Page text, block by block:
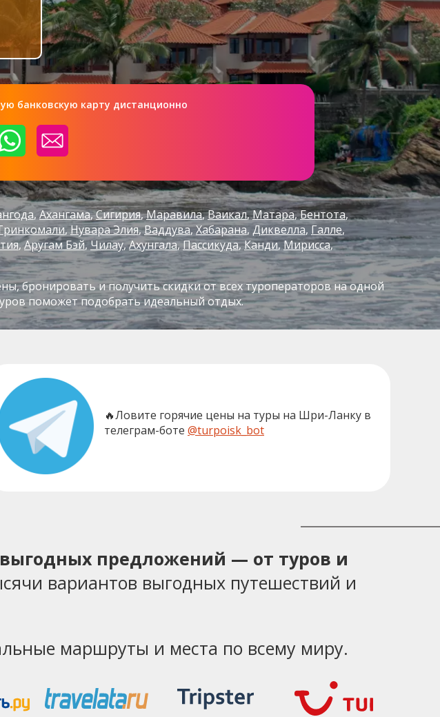
банковскую карту дистанционно
Ахангама Сигирия Маравила Ваикал Матара Бентота
Нувара Элия Ваддува Хабарана Диквелла Галле
Аругам Бэй Чилау Ахунгала Пассикуда Канди Мирисса
бронировать и получить скидки от всех туроператоров на одной
поможет подобрать идеальный отдых.
🔥Ловите горячие цены на туры на Шри-Ланку в
телеграм-боте @turpoisk_bot
предложений — от туров и
вариантов выгодных путешествий и
маршруты и места по всему миру.